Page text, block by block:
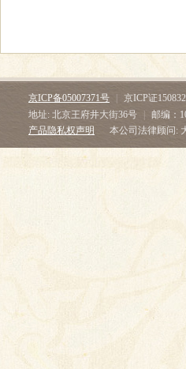
京ICP备05007371号 京ICP证
地址: 北京王府井大街36号
邮编：
产品隐私权声明
本公司法律顾问: